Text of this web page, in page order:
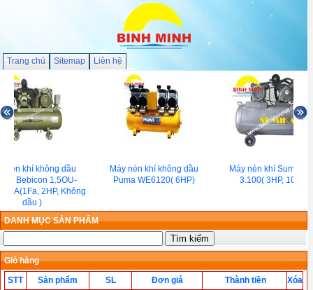
Trang chủ Sitemap Liên hệ
nén khí không dầu
Bebicon 1.5OU-
6A(1Fa, 2HP, Không
dầu )
Máy nén khí không dầu
Puma WE6120( 6HP)
Máy nén khí Sumika
3.100( 3HP, 100 lít )
DANH MỤC SẢN PHẨM
Giỏ hàng
STT
Sản phẩm SL Đơn giá Thành tiền Xóa